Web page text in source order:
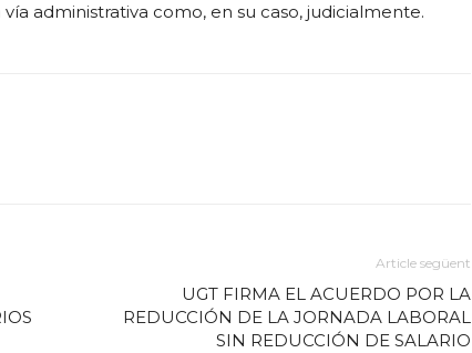
administrativa como, en su caso, judicialmente.
Article següent
UGT FIRMA EL ACUERDO POR LA
REDUCCIÓN DE LA JORNADA LABORAL
SIN REDUCCIÓN DE SALARIO